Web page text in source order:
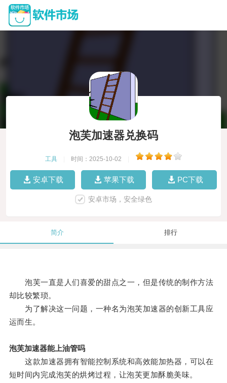
泡芙加速器兑换码
工具 时间：2025-10-02
安卓下载 苹果下载 PC下载
安卓市场，安全绿色
简介 排行
泡芙一直是人们喜爱的甜点之一，但是传统的制作方法
却比较繁琐。
为了解决这一问题，一种名为泡芙加速器的创新工具应
运而生。
泡芙加速器能上油管吗
这款加速器拥有智能控制系统和高效能加热器，可以在
短时间内完成泡芙的烘烤过程，让泡芙更加酥脆美味。